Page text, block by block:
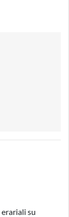
su